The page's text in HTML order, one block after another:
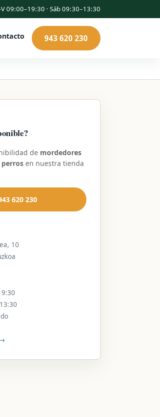
V 09:00–19:30 · Sáb 09:30–13:30
943 620 230
de mordedores
en nuestra tienda
620 230
10